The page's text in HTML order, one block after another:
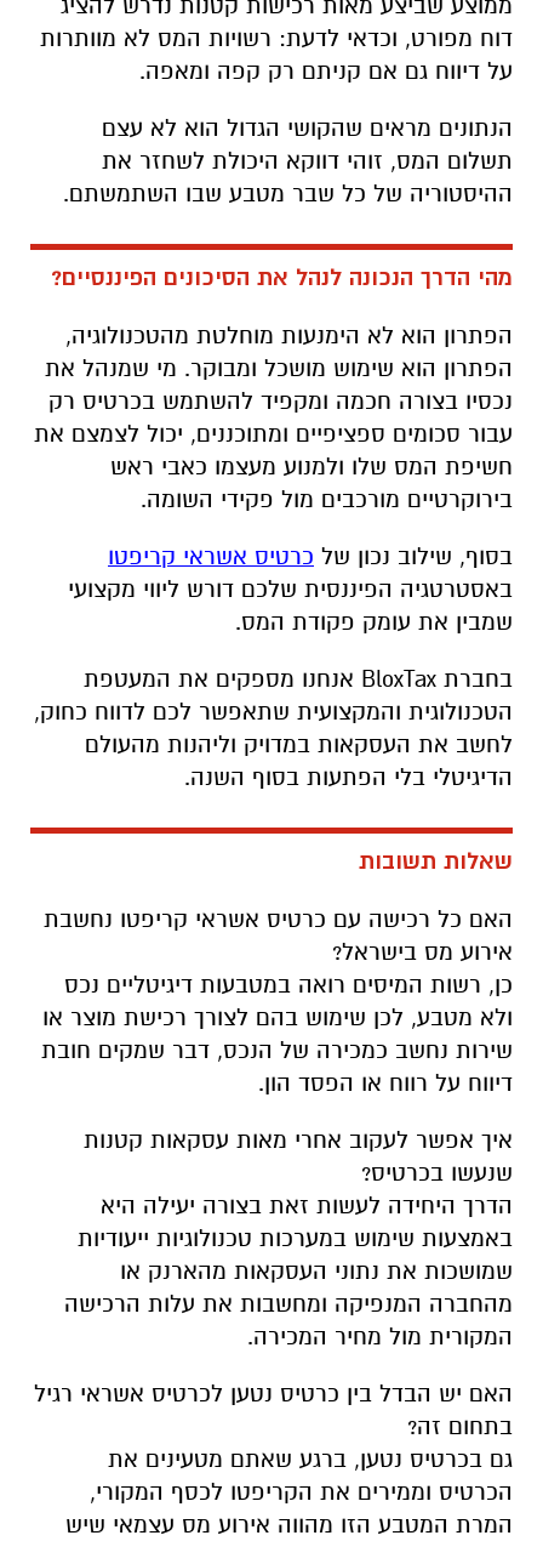
דוח מפורט, וכדאי לדעת: רשויות המס לא מוותרות
על דיווח גם אם קניתם רק קפה ומאפה.
הנתונים מראים שהקושי הגדול הוא לא עצם
תשלום המס, זוהי דווקא היכולת לשחזר את
ההיסטוריה של כל שבר מטבע שבו השתמשתם.
מהי הדרך הנכונה לנהל את הסיכונים הפיננסיים?
הפתרון הוא לא הימנעות מוחלטת מהטכנולוגיה,
הפתרון הוא שימוש מושכל ומבוקר. מי שמנהל את
נכסיו בצורה חכמה ומקפיד להשתמש בכרטיס רק
עבור סכומים ספציפיים ומתוכננים, יכול לצמצם את
חשיפת המס שלו ולמנוע מעצמו כאבי ראש
בירוקרטיים מורכבים מול פקידי השומה.
בסוף, שילוב נכון של כרטיס אשראי קריפטו
באסטרטגיה הפיננסית שלכם דורש ליווי מקצועי
שמבין את עומק פקודת המס.
בחברת BloxTax אנחנו מספקים את המעטפת
הטכנולוגית והמקצועית שתאפשר לכם לדווח כחוק,
לחשב את העסקאות במדויק וליהנות מהעולם
הדיגיטלי בלי הפתעות בסוף השנה.
שאלות תשובות
האם כל רכישה עם כרטיס אשראי קריפטו נחשבת
אירוע מס בישראל?
כן, רשות המיסים רואה במטבעות דיגיטליים נכס
ולא מטבע, לכן שימוש בהם לצורך רכישת מוצר או
שירות נחשב כמכירה של הנכס, דבר שמקים חובת
דיווח על רווח או הפסד הון.
איך אפשר לעקוב אחרי מאות עסקאות קטנות
שנעשו בכרטיס?
הדרך היחידה לעשות זאת בצורה יעילה היא
באמצעות שימוש במערכות טכנולוגיות ייעודיות
שמושכות את נתוני העסקאות מהארנק או
מהחברה המנפיקה ומחשבות את עלות הרכישה
המקורית מול מחיר המכירה.
האם יש הבדל בין כרטיס נטען לכרטיס אשראי רגיל
בתחום זה?
גם בכרטיס נטען, ברגע שאתם מטעינים את
הכרטיס וממירים את הקריפטו לכסף המקורי,
המרת המטבע הזו מהווה אירוע מס עצמאי שיש